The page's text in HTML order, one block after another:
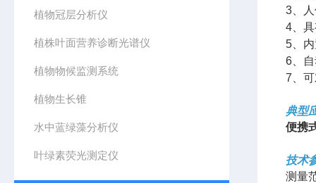
植物冠层分析仪
植株叶面营养诊断光谱仪
植物物候监测系统
植物生长锥
水中蓝绿藻分析仪
叶绿素荧光测定仪
3、
4、
5、
6、
7、
典型
便携
技术
测量